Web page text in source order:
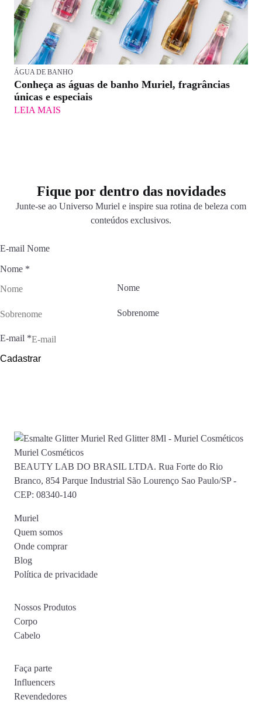
ÁGUA DE BANHO
Conheça as águas de banho Muriel, fragrâncias
únicas e especiais
LEIA MAIS
Fique por dentro das novidades
Junte-se ao Universo Muriel e inspire sua rotina de beleza com
conteúdos exclusivos.
E-mail Nome
Nome *
Nome
Sobrenome
E-mail *
Cadastrar
Muriel Cosméticos
BEAUTY LAB DO BRASIL LTDA. Rua Forte do Rio
Branco, 854 Parque Industrial São Lourenço Sao Paulo/SP -
CEP: 08340-140
Muriel
Quem somos
Onde comprar
Blog
Política de privacidade
Nossos Produtos
Corpo
Cabelo
Faça parte
Influencers
Revendedores